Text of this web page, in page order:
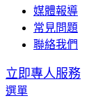
媒體報導
常見問題
聯絡我們
立即專人服務
選單